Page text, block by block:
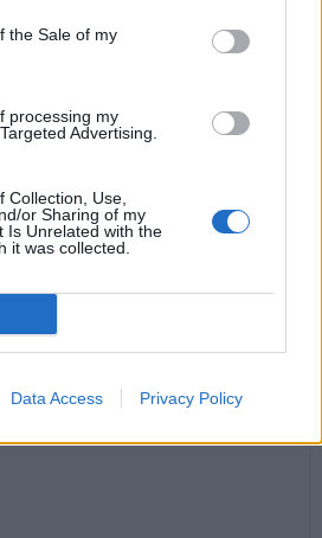
the Sale of my
processing my
Advertising.
Collection, Use,
or Sharing of my
Is Unrelated with the
it was collected.
Data Access Privacy Policy
news
de sécurité
Santé
combattre le cancer